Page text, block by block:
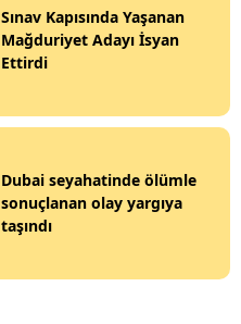
Sınav Kapısında Yaşanan
Mağduriyet Adayı İsyan
Ettirdi
Dubai seyahatinde ölümle
sonuçlanan olay yargıya
taşındı